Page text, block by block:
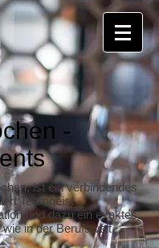
-
ist ein verbindendes
Teamgeist
und dazu ein exaktes
wie in der Berufswelt.